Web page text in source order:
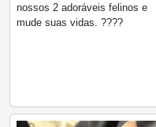
nossos 2 adoráveis felinos e
mude suas vidas. ????